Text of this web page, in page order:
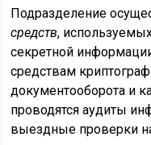
Подразделение
средств,
секретной
средствам
документооборота и
проводятся аудиты
выездные проверки